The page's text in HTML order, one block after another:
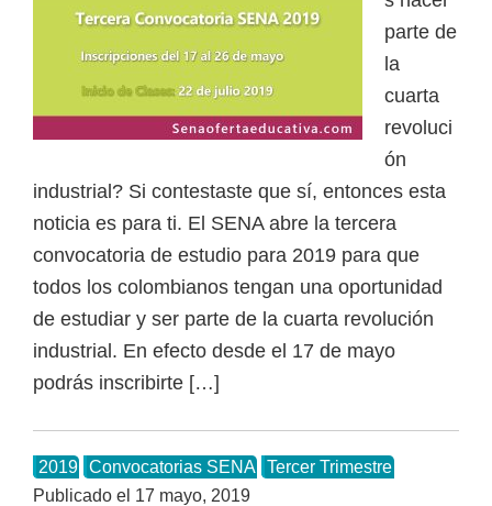
n
i
c
o
s
y
t
n
parte de
la
cuarta
revoluci
ón
industrial? Si contestaste que sí, entonces esta
noticia es para ti. El SENA abre la tercera
convocatoria de estudio para 2019 para que
todos los colombianos tengan una oportunidad
de estudiar y ser parte de la cuarta revolución
industrial. En efecto desde el 17 de mayo
podrás inscribirte […]
2019 Convocatorias SENA
Tercer Trimestre
Publicado el 17 mayo, 2019